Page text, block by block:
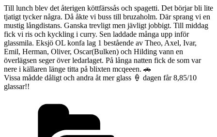
Till lunch blev det återigen köttfärssås och spagetti. Det börjar bli lite
tjatigt tycker några. Då åkte vi buss till bruzaholm. Där sprang vi en
mustig långdistans. Ganska trevligt men jävligt jobbigt. Till middag
fick vi ris och kyckling i curry. Sen laddade många upp inför
glassmila. Eksjö OL konfa lag 1 bestående av Theo, Axel, Ivar,
Emil, Herman, Oliver, Oscar(Bulken) och Hilding vann en
överlägsen seger över ledarlaget. På långa natten fick de som var
nere i källaren länge titta på blixten mcqeeen. 🚗
Vissa mådde dåligt och andra åt mer glass 🍦 dagen får 8,85/10
glassar!!